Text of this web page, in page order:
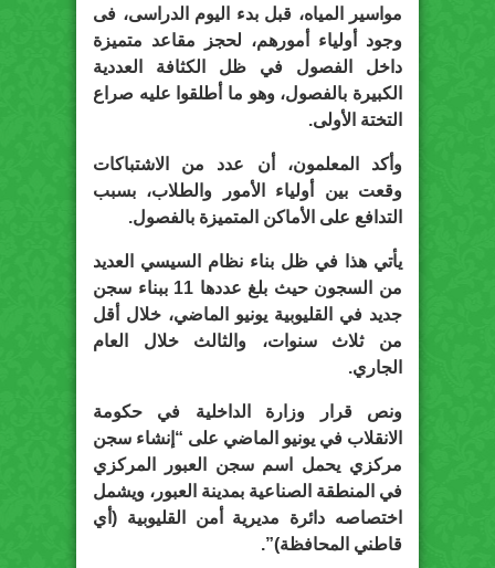
مواسير المياه، قبل بدء اليوم الدراسى، فى
وجود أولياء أمورهم، لحجز مقاعد متميزة
داخل الفصول في ظل الكثافة العددية
الكبيرة بالفصول، وهو ما أطلقوا عليه صراع
التختة الأولى.
وأكد المعلمون، أن عدد من الاشتباكات
وقعت بين أولياء الأمور والطلاب، بسبب
التدافع على الأماكن المتميزة بالفصول.
يأتي هذا في ظل بناء نظام السيسي العديد
من السجون حيث بلغ عددها 11 ببناء سجن
جديد في القليوبية يونيو الماضي، خلال أقل
من ثلاث سنوات، والثالث خلال العام
الجاري.
ونص قرار وزارة الداخلية في حكومة
الانقلاب في يونيو الماضي على “إنشاء سجن
مركزي يحمل اسم سجن العبور المركزي
في المنطقة الصناعية بمدينة العبور، ويشمل
اختصاصه دائرة مديرية أمن القليوبية (أي
قاطني المحافظة)”.